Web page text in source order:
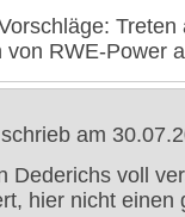
von RWE-Power
schrieb am
Dederichs voll
hier nicht einen